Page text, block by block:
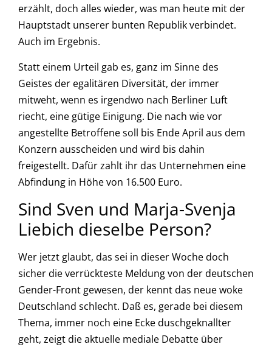
erzählt, doch alles wieder, was man heute mit der
Hauptstadt unserer bunten Republik verbindet.
Auch im Ergebnis.
Statt einem Urteil gab es, ganz im Sinne des
Geistes der egalitären Diversität, der immer
mitweht, wenn es irgendwo nach Berliner Luft
riecht, eine gütige Einigung. Die nach wie vor
angestellte Betroffene soll bis Ende April aus dem
Konzern ausscheiden und wird bis dahin
freigestellt. Dafür zahlt ihr das Unternehmen eine
Abfindung in Höhe von 16.500 Euro.
Sind Sven und Marja-Svenja
Liebich dieselbe Person?
Wer jetzt glaubt, das sei in dieser Woche doch
sicher die verrückteste Meldung von der deutschen
Gender-Front gewesen, der kennt das neue woke
Deutschland schlecht. Daß es, gerade bei diesem
Thema, immer noch eine Ecke duschgeknallter
geht, zeigt die aktuelle mediale Debatte über